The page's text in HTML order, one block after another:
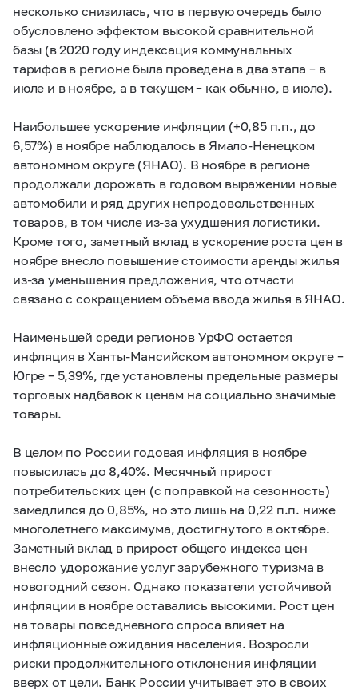
несколько снизилась, что в первую очередь было
обусловлено эффектом высокой сравнительной
базы (в 2020 году индексация коммунальных
тарифов в регионе была проведена в два этапа – в
июле и в ноябре, а в текущем – как обычно, в июле).
Наибольшее ускорение инфляции (+0,85 п.п., до
6,57%) в ноябре наблюдалось в Ямало-Ненецком
автономном округе (ЯНАО). В ноябре в регионе
продолжали дорожать в годовом выражении новые
автомобили и ряд других непродовольственных
товаров, в том числе из-за ухудшения логистики.
Кроме того, заметный вклад в ускорение роста цен в
ноябре внесло повышение стоимости аренды жилья
из-за уменьшения предложения, что отчасти
связано с сокращением объема ввода жилья в ЯНАО.
Наименьшей среди регионов УрФО остается
инфляция в Ханты-Мансийском автономном округе –
Югре – 5,39%, где установлены предельные размеры
торговых надбавок к ценам на социально значимые
товары.
В целом по России годовая инфляция в ноябре
повысилась до 8,40%. Месячный прирост
потребительских цен (с поправкой на сезонность)
замедлился до 0,85%, но это лишь на 0,22 п.п. ниже
многолетнего максимума, достигнутого в октябре.
Заметный вклад в прирост общего индекса цен
внесло удорожание услуг зарубежного туризма в
новогодний сезон. Однако показатели устойчивой
инфляции в ноябре оставались высокими. Рост цен
на товары повседневного спроса влияет на
инфляционные ожидания населения. Возросли
риски продолжительного отклонения инфляции
вверх от цели. Банк России учитывает это в своих